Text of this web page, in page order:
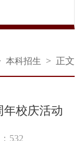
本科招生 > 正文
年校庆活动
532